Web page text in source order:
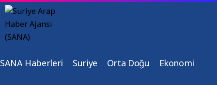
SANA Haberleri Suriye Orta Doğu Ekonomi